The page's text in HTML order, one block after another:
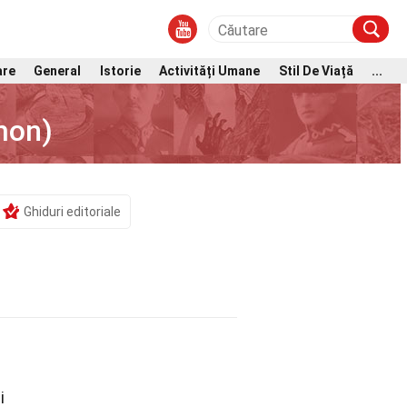
General Istorie Activități Umane Stil De Viață
...
Ghiduri editoriale